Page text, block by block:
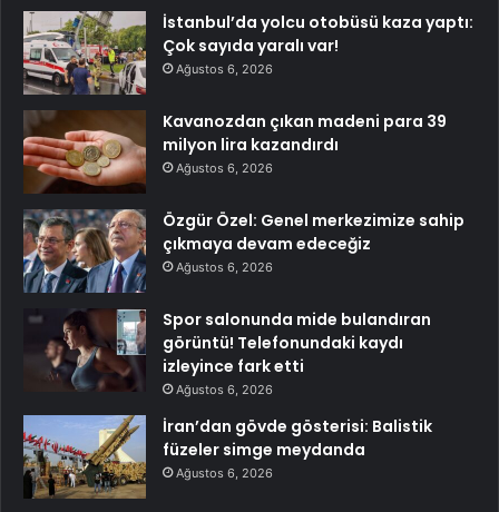
İstanbul’da yolcu otobüsü kaza yaptı:
Çok sayıda yaralı var!
Ağustos 6, 2026
Kavanozdan çıkan madeni para 39
milyon lira kazandırdı
Ağustos 6, 2026
Özgür Özel: Genel merkezimize sahip
çıkmaya devam edeceğiz
Ağustos 6, 2026
Spor salonunda mide bulandıran
görüntü! Telefonundaki kaydı
izleyince fark etti
Ağustos 6, 2026
İran’dan gövde gösterisi: Balistik
füzeler simge meydanda
Ağustos 6, 2026